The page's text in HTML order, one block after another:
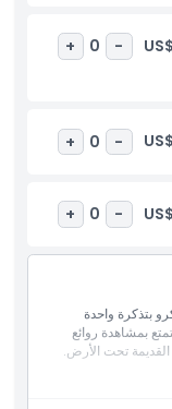
-
0
+
-
0
+
-
0
+
بتذكرة واحدة
بمشاهدة روائع
القديمة تحت الأرض.